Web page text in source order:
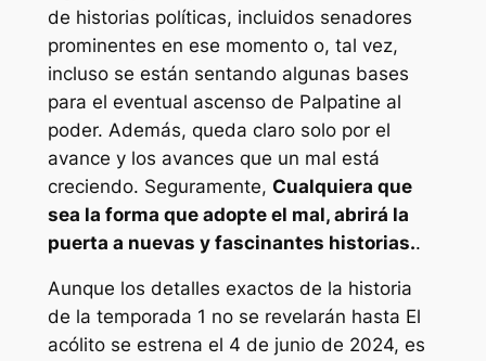
de historias políticas, incluidos senadores
prominentes en ese momento o, tal vez,
incluso se están sentando algunas bases
para el eventual ascenso de Palpatine al
poder. Además, queda claro solo por el
avance y los avances que un mal está
creciendo. Seguramente, Cualquiera que
sea la forma que adopte el mal, abrirá la
puerta a nuevas y fascinantes historias..
Aunque los detalles exactos de la historia
de la temporada 1 no se revelarán hasta El
acólito se estrena el 4 de junio de 2024, es